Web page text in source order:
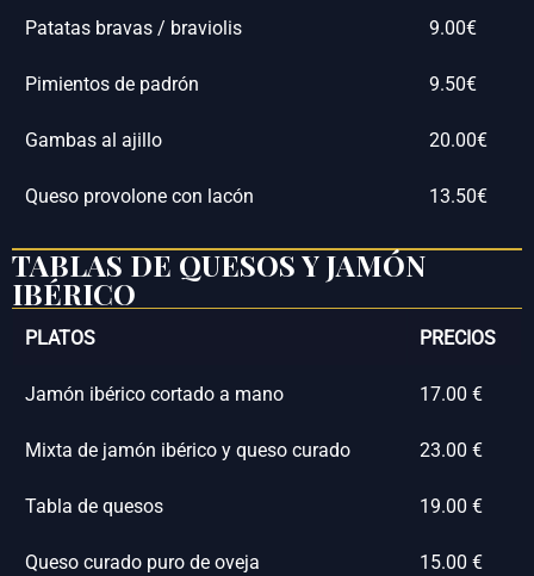
Patatas bravas / braviolis 9.00€
Pimientos de padrón 9.50€
Gambas al ajillo 20.00€
Queso provolone con lacón 13.50€
TABLAS DE QUESOS Y JAMÓN
IBÉRICO
PLATOS PRECIOS
Jamón ibérico cortado a mano 17.00 €
Mixta de jamón ibérico y queso curado 23.00 €
Tabla de quesos 19.00 €
Queso curado puro de oveja 15.00 €